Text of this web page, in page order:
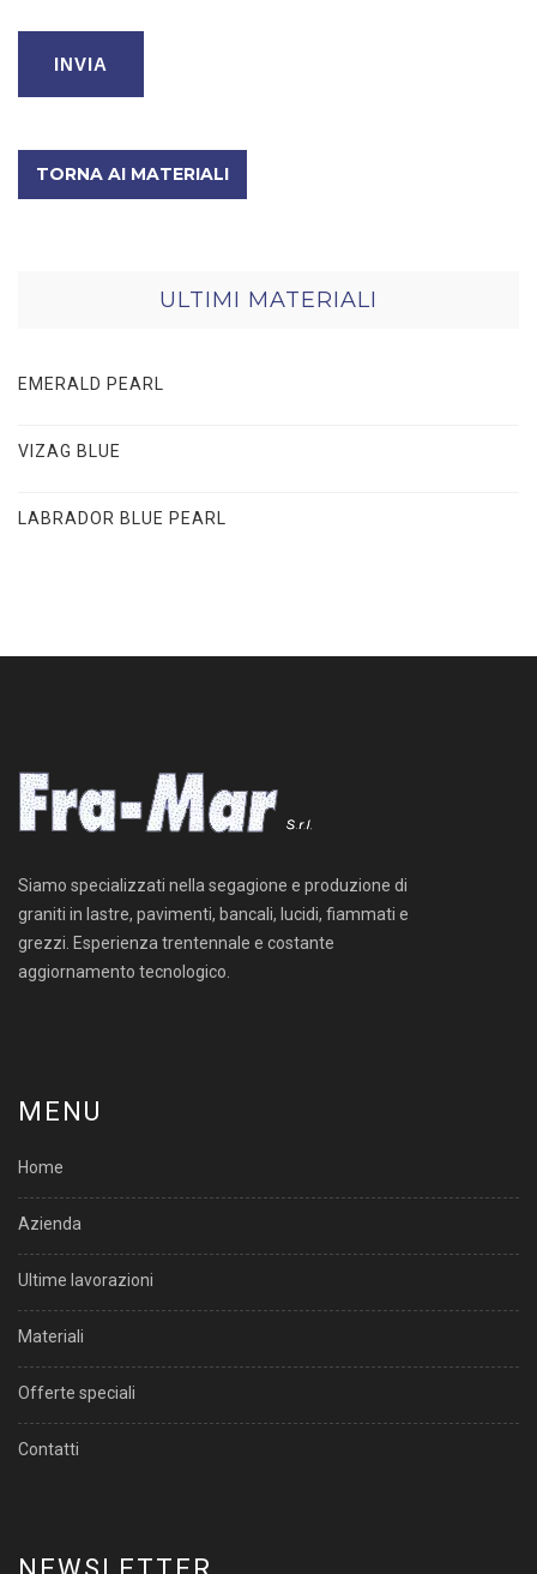
TORNA AI MATERIALI
ULTIMI MATERIALI
EMERALD PEARL
VIZAG BLUE
LABRADOR BLUE PEARL
Siamo specializzati nella segagione e produzione di
graniti in lastre, pavimenti, bancali, lucidi, fiammati e
grezzi. Esperienza trentennale e costante
aggiornamento tecnologico.
MENU
Home
Azienda
Ultime lavorazioni
Materiali
Offerte speciali
Contatti